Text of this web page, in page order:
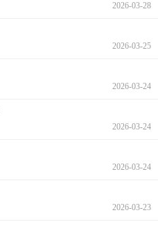
2026-03-28
2026-03-25
2026-03-24
2026-03-24
2026-03-24
2026-03-23